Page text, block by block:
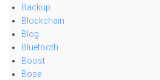
Backup
Blockchain
Blog
Bluetooth
Boost
Bose